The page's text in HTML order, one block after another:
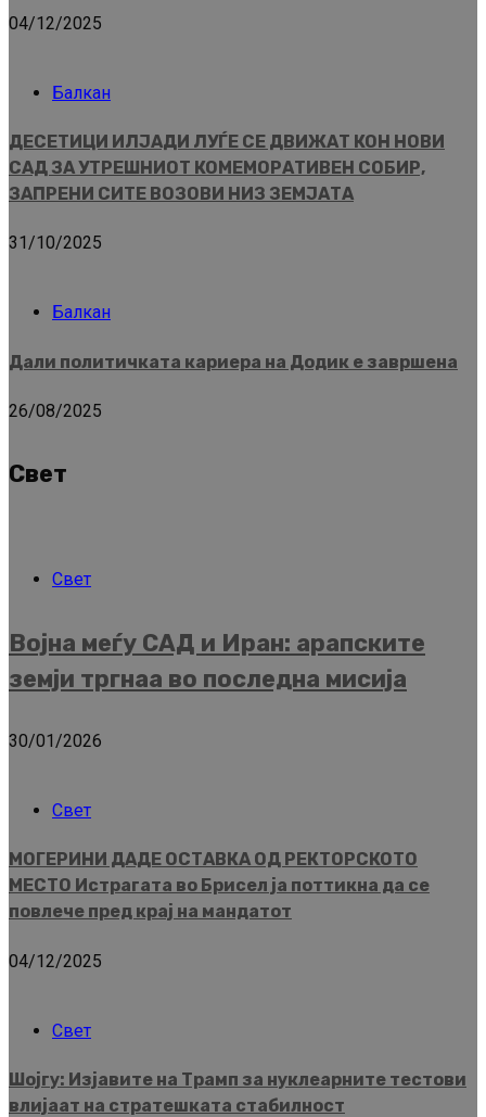
04/12/2025
Балкан
ДЕСЕТИЦИ ИЛЈАДИ ЛУЃЕ СЕ ДВИЖАТ КОН НОВИ
САД ЗА УТРЕШНИОТ КОМЕМОРАТИВЕН СОБИР,
ЗАПРЕНИ СИТЕ ВОЗОВИ НИЗ ЗЕМЈАТА
31/10/2025
Балкан
Дали политичката кариера на Додик е завршена
26/08/2025
Свет
Свет
Војна меѓу САД и Иран: арапските
земји тргнаа во последна мисија
30/01/2026
Свет
МОГЕРИНИ ДАДЕ ОСТАВКА ОД РЕКТОРСКОТО
МЕСТО Истрагата во Брисел ја поттикна да се
повлече пред крај на мандатот
04/12/2025
Свет
Шојгу: Изјавите на Трамп за нуклеарните тестови
влијаат на стратешката стабилност